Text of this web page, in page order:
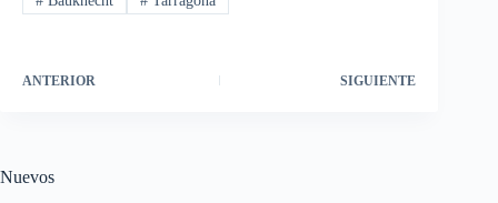
ANTERIOR SIGUIENTE
Nuevos